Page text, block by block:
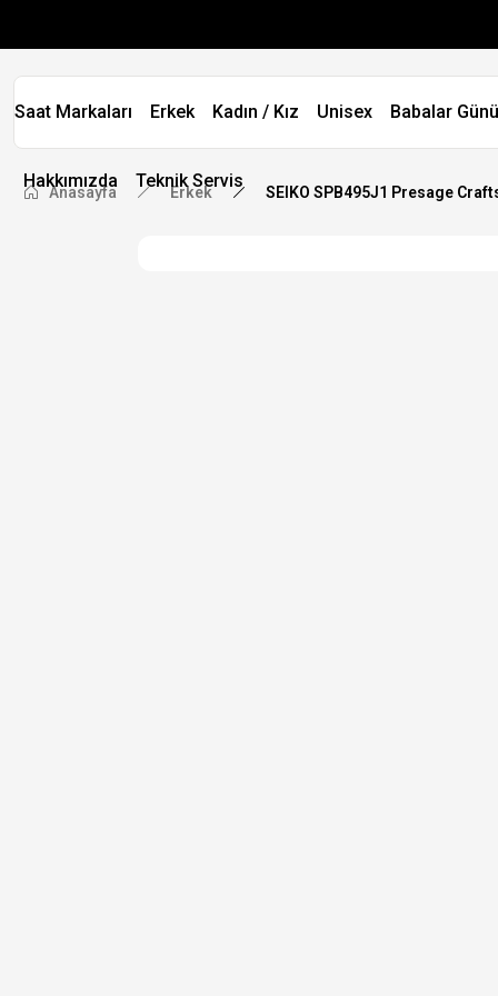
Saat Markaları Erkek Kadın / Kız Unisex Babalar
Hakkımızda Teknik Servis
Anasayfa Erkek SEIKO SPB495J1 Presage